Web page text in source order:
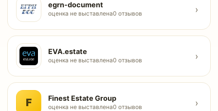
egrn-document
оценка не выставлена0 отзывов ›
EVA.estate
оценка не выставлена0 отзывов ›
F Finest Estate Group
оценка не выставлена0 отзывов ›